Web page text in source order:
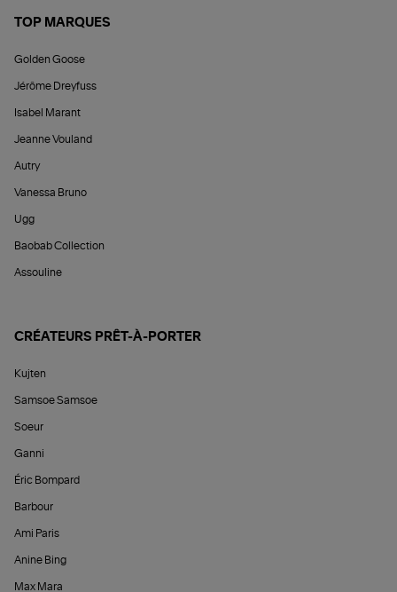
TOP MARQUES
Golden Goose
Jérôme Dreyfuss
Isabel Marant
Jeanne Vouland
Autry
Vanessa Bruno
Ugg
Baobab Collection
Assouline
CRÉATEURS PRÊT-À-PORTER
Kujten
Samsoe Samsoe
Soeur
Ganni
Éric Bompard
Barbour
Ami Paris
Anine Bing
Max Mara